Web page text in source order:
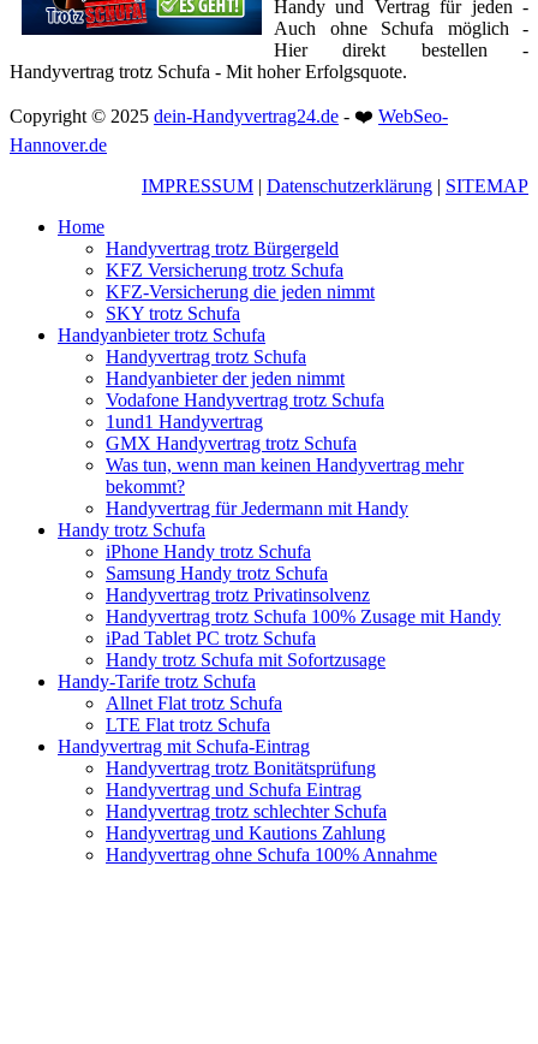
Handy und Vertrag für jeden -
Auch ohne Schufa möglich -
Hier direkt bestellen -
Handyvertrag trotz Schufa - Mit hoher Erfolgsquote.
Copyright © 2025 dein-Handyvertrag24.de - ❤️ WebSeo-
Hannover.de
IMPRESSUM | Datenschutzerklärung | SITEMAP
Home
Handyvertrag trotz Bürgergeld
KFZ Versicherung trotz Schufa
KFZ-Versicherung die jeden nimmt
SKY trotz Schufa
Handyanbieter trotz Schufa
Handyvertrag trotz Schufa
Handyanbieter der jeden nimmt
Vodafone Handyvertrag trotz Schufa
1und1 Handyvertrag
GMX Handyvertrag trotz Schufa
Was tun, wenn man keinen Handyvertrag mehr
bekommt?
Handyvertrag für Jedermann mit Handy
Handy trotz Schufa
iPhone Handy trotz Schufa
Samsung Handy trotz Schufa
Handyvertrag trotz Privatinsolvenz
Handyvertrag trotz Schufa 100% Zusage mit Handy
iPad Tablet PC trotz Schufa
Handy trotz Schufa mit Sofortzusage
Handy-Tarife trotz Schufa
Allnet Flat trotz Schufa
LTE Flat trotz Schufa
Handyvertrag mit Schufa-Eintrag
Handyvertrag trotz Bonitätsprüfung
Handyvertrag und Schufa Eintrag
Handyvertrag trotz schlechter Schufa
Handyvertrag und Kautions Zahlung
Handyvertrag ohne Schufa 100% Annahme